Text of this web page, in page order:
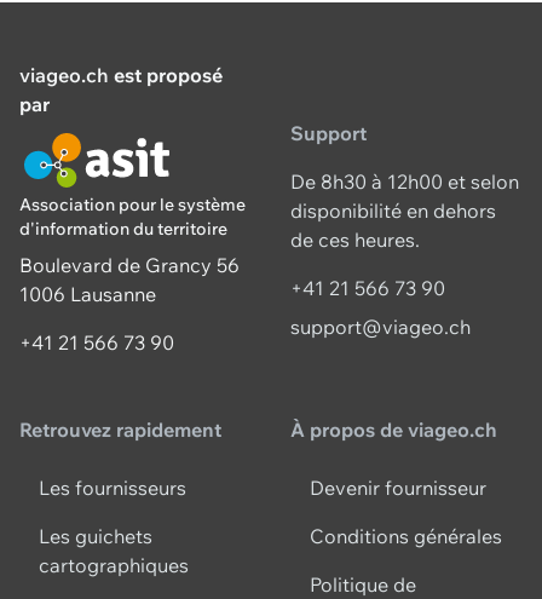
viageo.ch est proposé
par
Association pour le système
d'information du territoire
Boulevard de Grancy 56
1006 Lausanne
+41 21 566 73 90
Support
De 8h30 à 12h00 et selon
disponibilité en dehors
de ces heures.
+41 21 566 73 90
support@viageo.ch
Retrouvez rapidement
Les fournisseurs
Les guichets
cartographiques
À propos de viageo.ch
Devenir fournisseur
Conditions générales
Politique de